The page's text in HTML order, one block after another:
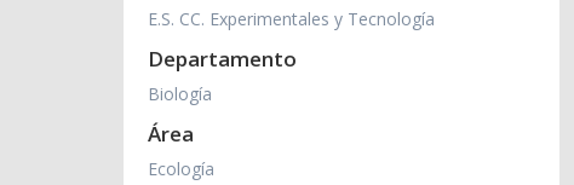
E.S. CC. Experimentales y Tecnología
Departamento
Biología
Área
Ecología